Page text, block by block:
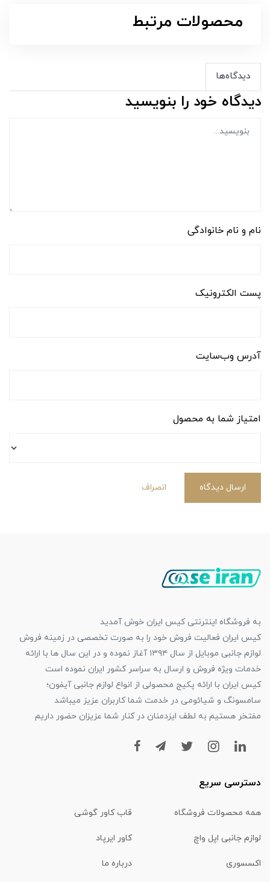
محصولات مرتبط
دیدگاه‌ها
دیدگاه خود را بنویسید
نام و نام خانوادگی
پست الکترونیک
آدرس وب‌سایت
امتیاز شما به محصول
ارسال دیدگاه انصراف
به فروشگاه اینترنتی کیس ایران خوش آمدید
کیس ایران فعالیت فروش خود را به صورت تخصصی در زمینه فروش
لوازم جانبی موبایل از سال ۱۳۹۴ آغاز نموده و در این سال ها با ارائه
خدمات ویژه فروش و ارسال به سراسر کشور ایران نموده است
کیس ایران با ارائه پکیج محصولی از انواع لوازم جانبی آیفون؛
سامسونگ و شیائومی در خدمت شما کاربران عزیز میباشد
مفتخر هستیم به لطف ایزدمنان در کنار شما عزیزان حضور داریم
دسترسی سریع
همه محصولات فروشگاه قاب کاور گوشی
لوازم جانبی اپل واچ کاور ایرپاد
اکسسوری درباره ما